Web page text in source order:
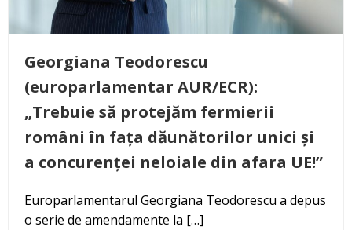
Georgiana Teodorescu
(europarlamentar AUR/ECR):
„Trebuie să protejăm fermierii
români în fața dăunătorilor unici și
a concurenței neloiale din afara UE!”
Europarlamentarul Georgiana Teodorescu a depus
o serie de amendamente la […]